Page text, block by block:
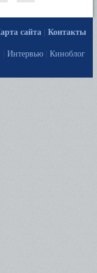
сайта
Контакты
Интервью Киноблог